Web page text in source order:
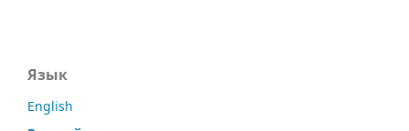
Язык
English